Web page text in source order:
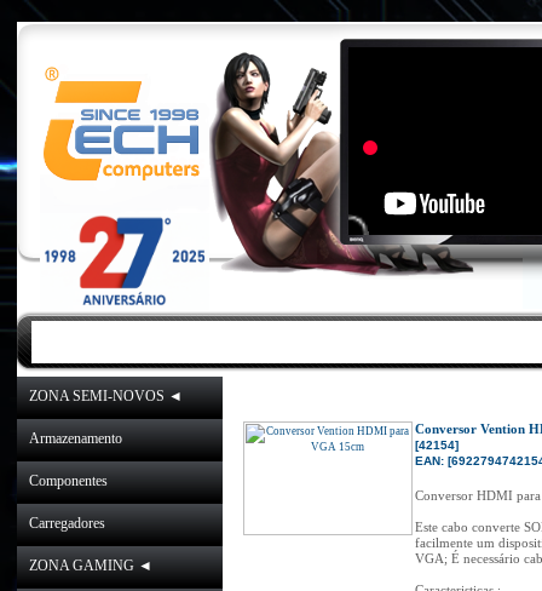
ZONA SEMI-NOVOS ◄
Armazenamento
Componentes
Carregadores
ZONA GAMING ◄
Conversor Vention
[42154]
EAN:
Conversor HDMI
Este cabo converte
facilmente um
VGA; É necessário